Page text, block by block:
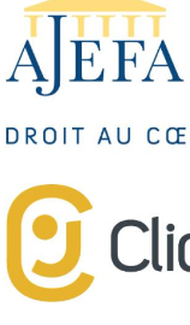
RECHERCHER